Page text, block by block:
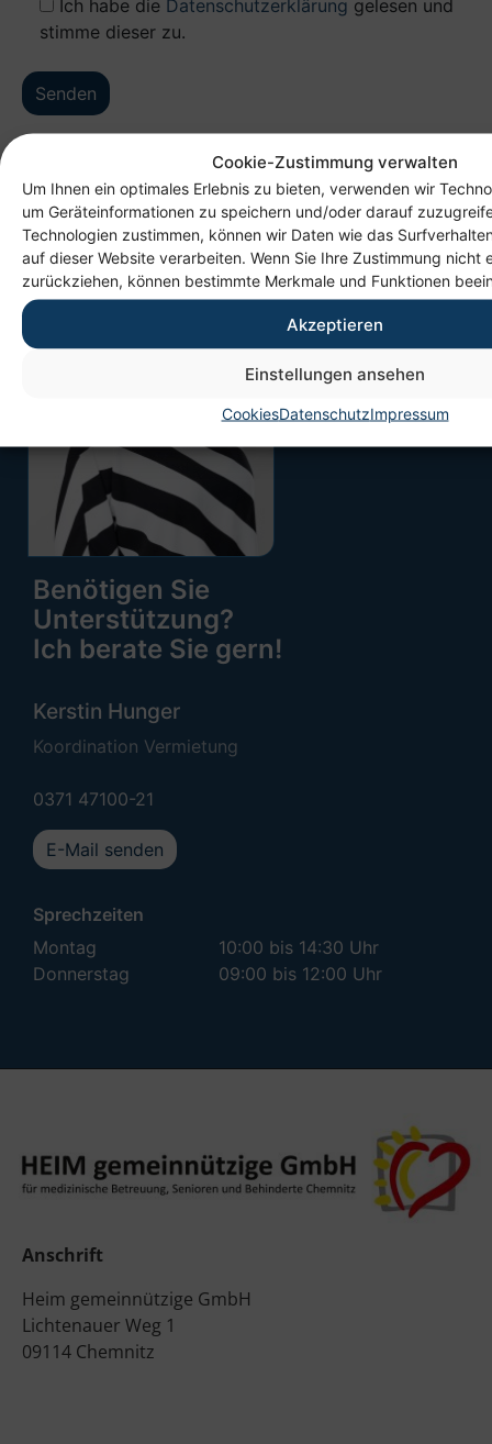
Cookie-Zustimmung verwalten
Um Ihnen ein optimales Erlebnis zu bieten, verwenden wir
um Geräteinformationen zu speichern und/oder darauf
Technologien zustimmen, können wir Daten wie das
auf dieser Website verarbeiten. Wenn Sie Ihre Zustimmung nicht
zurückziehen, können bestimmte Merkmale und Funktionen
Akzeptieren
Einstellungen ansehen
CookiesDatenschutzImpressum
Ich habe die Datenschutzerklärung gelesen und
stimme dieser zu.
Benötigen Sie
Unterstützung?
Ich berate Sie gern!
Kerstin Hunger
Koordination Vermietung
0371 47100-21
E-Mail senden
Sprechzeiten
Montag
10:00 bis 14:30 Uhr
Donnerstag
09:00 bis 12:00 Uhr
Anschrift
Heim gemeinnützige GmbH
Lichtenauer Weg 1
09114 Chemnitz